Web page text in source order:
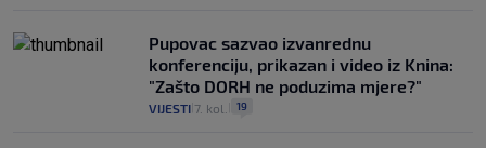
Pupovac sazvao izvanrednu
konferenciju, prikazan i video iz Knina:
"Zašto DORH ne poduzima mjere?"
VIJESTI 7. kol. 19